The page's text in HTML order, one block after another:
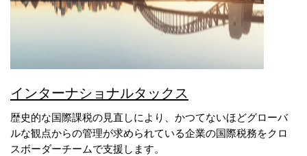
インターナショナルタックス
歴史的な国際課税の見直しにより、かつてないほどグローバ
ルな観点からの管理が求められている企業の国際税務をクロ
スボーダーチームで支援します。